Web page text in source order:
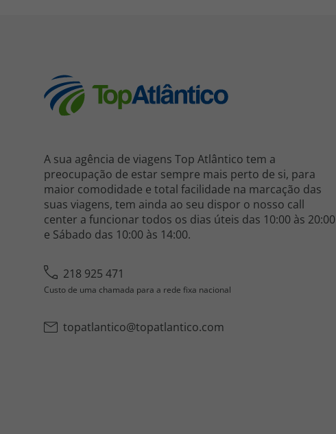
A sua agência de viagens Top Atlântico tem a
preocupação de estar sempre mais perto de si, para
maior comodidade e total facilidade na marcação das
suas viagens, tem ainda ao seu dispor o nosso call
center a funcionar todos os dias úteis das 10:00 às 20:00
e Sábado das 10:00 às 14:00.
218 925 471
Custo de uma chamada para a rede fixa nacional
topatlantico@topatlantico.com